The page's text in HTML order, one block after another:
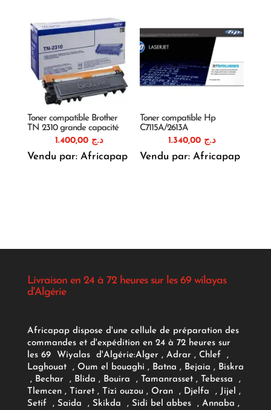
Toner compatible Brother
TN 2310 grande capacité
د.ج 1.400,00
Vendu par: Africapap
Toner compatible Hp
C7115A/2613A
د.ج 1.340,00
Vendu par: Africapap
Livraison en 24 à 72 heures sur les 69 wilayas
d'Algérie
Africapap dispose d'une cellule de préparation des
commandes et d'expédition en 24 à 72 heures sur
les 69 Wiyalas d'Algérie:Alger , Adrar, Chlef ,
Laghouat , Oum el bouaghi , Batna , Bejaia , Biskra
, Bechar , Blida , Bouira , Tamanrasset , Tebessa ,
Tlemcen , Tiaret , Tizi ouzou , Oran , Djelfa , Jijel ,
Setif , Saida , Skikda , Sidi bel abbes , Annaba ,